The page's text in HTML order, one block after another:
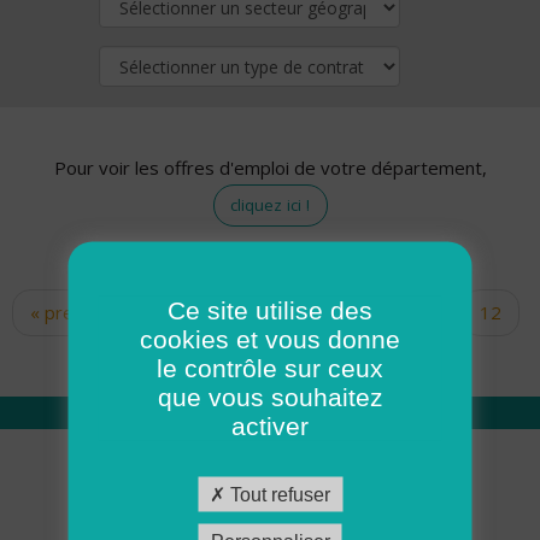
Pour voir les offres d'emploi de votre département,
cliquez ici !
Pages
« premier ‹ précédent … 10
12
14 15 16 17
Qui sommes nous
Académie ADMR
Ce site utilise des
cookies et vous donne
le contrôle sur ceux
que vous souhaitez
activer
Tout refuser